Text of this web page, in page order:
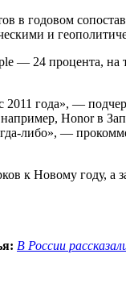
в годовом
и
— 24 процента,
2011 года», —
Honor в
либо», —
к Новому году, а
В России